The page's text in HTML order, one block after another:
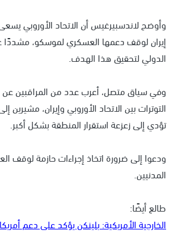
وأوضح لاندسبيرغيس أن الاتحاد الأوروبي
إيران لوقف دعمها العسكري لموسكو، مشددًا
الدولي لتحقيق هذا الهدف.
وفي سياق متصل، أعرب عدد من المراقبين عن
التوترات بين الاتحاد الأوروبي وإيران،
تؤدي إلى زعزعة استقرار المنطقة بشكل أكبر.
ودعوا إلى ضرورة اتخاذ إجراءات حازمة لوقف
المدنيين.
طالع أيضًا:
الخارجية الأمريكية: بلينكن يؤكد على دعم